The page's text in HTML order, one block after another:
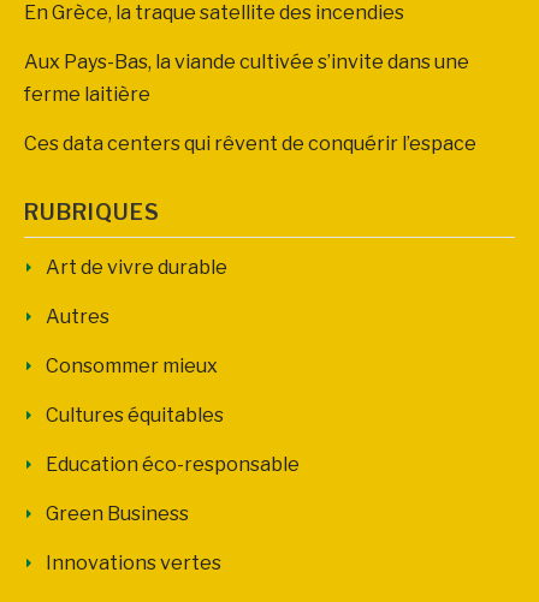
En Grèce, la traque satellite des incendies
Aux Pays-Bas, la viande cultivée s’invite dans une
ferme laitière
Ces data centers qui rêvent de conquérir l’espace
RUBRIQUES
Art de vivre durable
Autres
Consommer mieux
Cultures équitables
Education éco-responsable
Green Business
Innovations vertes